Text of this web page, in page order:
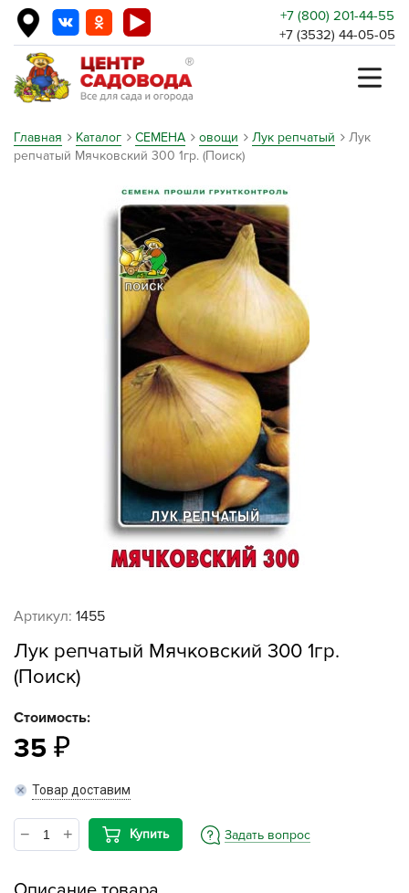
+7 (800) 201-44-55
+7 (3532) 44-05-05
Главная Каталог СЕМЕНА овощи Лук репчатый
Лук
репчатый Мячковский 300 1гр. (Поиск)
Артикул: 1455
Лук репчатый Мячковский 300 1гр.
(Поиск)
Стоимость:
35
Товар доставим
Купить Задать вопрос